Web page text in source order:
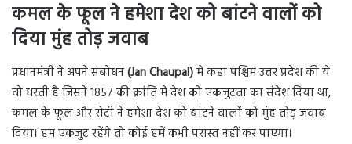
कमल के फूल ने हमेशा देश को बांटने वालों को
दिया मुंह तोड़ जवाब
प्रधानमंत्री ने अपने संबोधन(Jan Chaupal)में कहा पश्चिम उत्तर प्रदेश की ये
वो धरती है जिसने 1857 की क्रांति में देश को एकजुटता का संदेश दिया था,
कमल के फूल और रोटी ने हमेशा देश को बांटने वालों को मुंह तोड़ जवाब
दिया। हम एकजुट रहेंगे तो कोई हमें कभी परास्त नहीं कर पाएगा।